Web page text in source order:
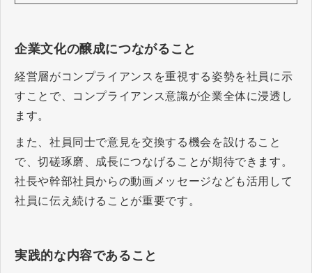
企業文化の醸成につながること
経営層がコンプライアンスを重視する姿勢を社員に示
すことで、コンプライアンス意識が企業全体に浸透し
ます。
また、社員同士で意見を交換する機会を設けること
で、切磋琢磨、成長につなげることが期待できます。
社長や幹部社員からの動画メッセージなども活用して
社員に伝え続けることが重要です。
実践的な内容であること